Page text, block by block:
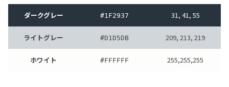
ダークグレー #1F2937 31, 41, 55
ライトグレー #D1D5DB 209, 213, 219
ホワイト #FFFFFF 255,255,255